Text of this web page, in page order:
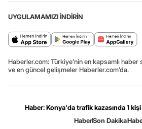
UYGULAMAMIZI İNDİRİN
Haberler.com: Türkiye’nin en kapsamlı
ve en güncel gelişmeler Haberler.com’da.
Haber: Konya'da trafik kazasında 1
HaberSon Dakika